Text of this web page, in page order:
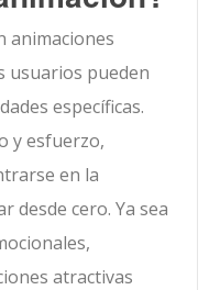
animaciones
usuarios pueden
específicas.
y esfuerzo,
en la
desde cero. Ya sea
atractivas